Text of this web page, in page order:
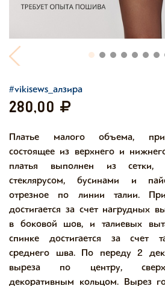
#vikisews_алзира
280,00
Платье малого объема,
состоящее из верхнего и
платья выполнен из сетки,
стеклярусом, бусинами и
отрезное по линии талии.
достигается за счет нагрудных
в боковой шов, и талиевых
спинке достигается за счет
среднего шва. По переду 2
выреза по центру,
декоративным кольцом. Вырез